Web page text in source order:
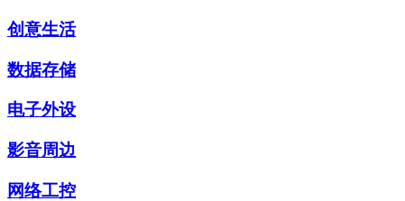
创意生活
数据存储
电子外设
影音周边
网络工控